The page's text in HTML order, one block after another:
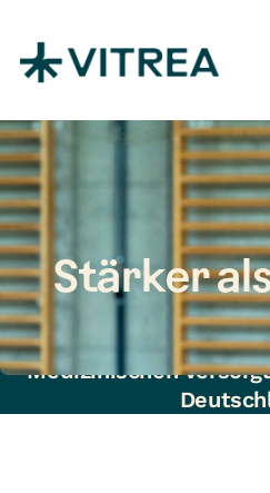
Stärker
Immer an Ihrer Seite
Rehazentren,
Medizinischen